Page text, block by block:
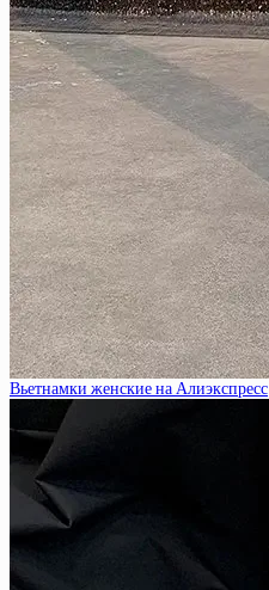
Вьетнамки женские на Алиэкспресс